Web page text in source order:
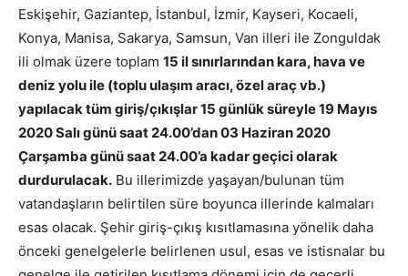
Eskişehir, Gaziantep, İstanbul, İzmir, Kayseri, Kocaeli,
Konya, Manisa, Sakarya, Samsun, Van illeri ile Zonguldak
ili olmak üzere toplam 15 il sınırlarından kara, hava ve
deniz yolu ile (toplu ulaşım aracı, özel araç vb.)
yapılacak tüm giriş/çıkışlar 15 günlük süreyle 19 Mayıs
2020 Salı günü saat 24.00’dan 03 Haziran 2020
Çarşamba günü saat 24.00’a kadar geçici olarak
durdurulacak. Bu illerimizde yaşayan/bulunan tüm
vatandaşların belirtilen süre boyunca illerinde kalmaları
esas olacak. Şehir giriş-çıkış kısıtlamasına yönelik daha
önceki genelgelerle belirlenen usul, esas ve istisnalar bu